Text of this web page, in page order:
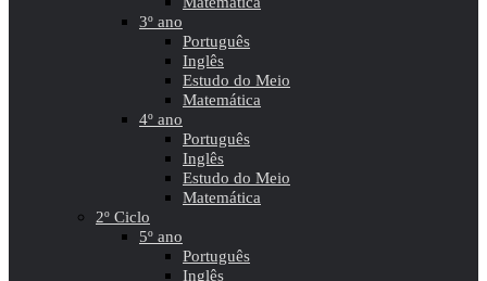
3º ano
Português
Inglês
Estudo do Meio
Matemática
4º ano
Português
Inglês
Estudo do Meio
Matemática
2º Ciclo
5º ano
Português
Inglês